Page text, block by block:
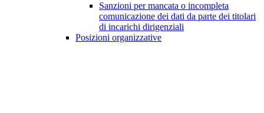
Sanzioni per mancata o incompleta
comunicazione dei dati da parte dei titolari
di incarichi dirigenziali
Posizioni organizzative